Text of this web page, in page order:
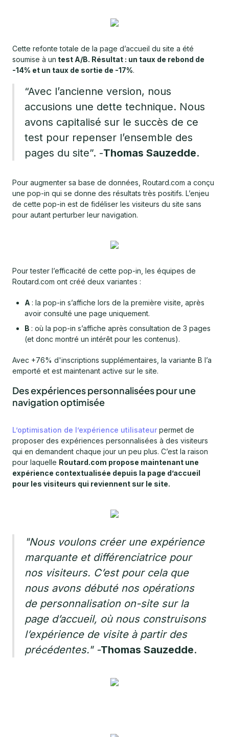
Cette refonte totale de la page d’accueil du site a été
soumise à un test A/B. Résultat : un taux de rebond de
-14% et un taux de sortie de -17%.
“Avec l’ancienne version, nous
accusions une dette technique. Nous
avons capitalisé sur le succès de ce
test pour repenser l’ensemble des
pages du site”. -Thomas Sauzedde.
Pour augmenter sa base de données, Routard.com a conçu
une pop-in qui se donne des résultats très positifs. L’enjeu
de cette pop-in est de fidéliser les visiteurs du site sans
pour autant perturber leur navigation.
Pour tester l’efficacité de cette pop-in, les équipes de
Routard.com ont créé deux variantes :
A : la pop-in s’affiche lors de la première visite, après
avoir consulté une page uniquement.
B : où la pop-in s’affiche après consultation de 3 pages
(et donc montré un intérêt pour les contenus).
Avec +76% d'inscriptions supplémentaires, la variante B l’a
emporté et est maintenant active sur le site.
Des expériences personnalisées pour une
navigation optimisée
L’optimisation de l’expérience utilisateur permet de
proposer des expériences personnalisées à des visiteurs
qui en demandent chaque jour un peu plus. C’est la raison
pour laquelle Routard.com propose maintenant une
expérience contextualisée depuis la page d’accueil
pour les visiteurs qui reviennent sur le site.
"Nous voulons créer une expérience
marquante et différenciatrice pour
nos visiteurs. C’est pour cela que
nous avons débuté nos opérations
de personnalisation on-site sur la
page d’accueil, où nous construisons
l’expérience de visite à partir des
précédentes." -Thomas Sauzedde.